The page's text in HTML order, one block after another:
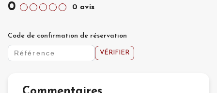
0 0 avis
Code de confirmation de réservation
VÉRIFIER